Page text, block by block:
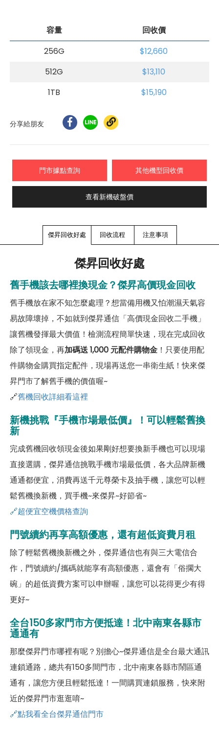
容量
回收價
256G
$12,660
512G
$13,110
1TB
$15,190
分享給朋友
門市據點查詢 其他機型回收價
查看新機破盤價
傑昇回收好處 回收流程 注意事項
傑昇回收好處
舊手機該去哪裡換現金？傑昇高價現金回收
舊手機放在家不知怎麼處理？想當備用機又怕潮濕天氣容
易故障壞掉，不如就到傑昇通信「高價現金回收二手機」
讓舊機發揮最大價值！檢測流程簡單快速，現在完成回收
除了領現金，再加碼送 1,000 元配件購物金 ！只要使用配
件購物金購買指定配件，現場再送您一串衛生紙！快來傑
昇門市了解舊手機的價值喔~
🔗舊機回收詳細看這裡
新機挑戰『手機市場最低價』！可以輕鬆舊換
新
完成舊機回收領現金後如果剛好想要換新手機也可以現場
直接選購，傑昇通信挑戰手機市場最低價，各大品牌新機
通通都便宜，消費再送千元尊榮卡及抽手機，讓您可以輕
鬆舊機換新機，買手機~來傑昇~好節省~
🔗超便宜空機價格查詢
門號續約再享高額優惠，還有超低資費月租
除了輕鬆舊機換新機之外，傑昇通信也有與三大電信合
作，門號續約/攜碼就能享有高額優惠，還會有「俗擱大
碗」的超低資費方案可以申辦喔，讓您可以花得更少有得
更好~
全台150多家門市方便抵達！北中南東各縣市
通通有
那麼傑昇門市哪裡有呢？別擔心~傑昇通信是全台最大通訊
連鎖通路，總共有150多間門市，北中南東各縣市鬧區通
通有，讓您方便且輕鬆抵達！一間購買連鎖服務，快來附
近的傑昇門市逛逛唷~
🔗點我看全台傑昇通信門市